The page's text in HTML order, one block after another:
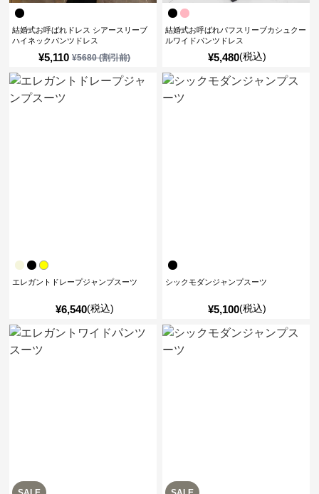
¥5,110 ¥5680(割引前)
結婚式お呼ばれドレス シアースリーブ
ハイネックパンツドレス
¥5,480(税込)
結婚式お呼ばれパフスリーブカシュクー
ルワイドパンツドレス
¥6,540(税込)
エレガントドレープジャンプスーツ
¥5,100(税込)
シックモダンジャンプスーツ